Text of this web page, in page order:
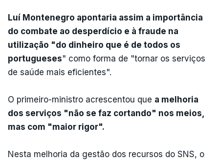
Luí Montenegro apontaria assim a importância
do combate ao desperdício e à fraude na
utilização "do dinheiro que é de todos os
portugueses" como forma de "tornar os serviços
de saúde mais eficientes".
O primeiro-ministro acrescentou que a melhoria
dos serviços "não se faz cortando" nos meios,
mas com "maior rigor".
Nesta melhoria da gestão dos recursos do SNS, o